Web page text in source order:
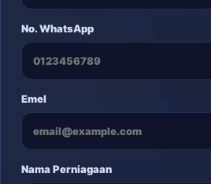
No. WhatsApp
Emel
Nama Perniagaan